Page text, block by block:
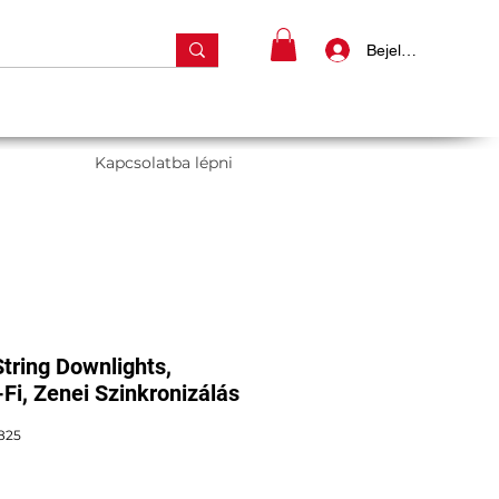
Bejelentkezés
Kapcsolatba lépni
Downlights,
Zenei Szinkronizálás